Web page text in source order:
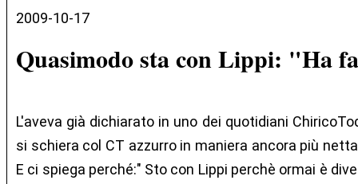
2009-10-17
Quasimodo sta con Lippi: "Ha
L'aveva già dichiarato in uno dei quotidiani
si schiera col CT azzurro in maniera ancora più
E ci spiega perché:" Sto con Lippi perchè ormai è